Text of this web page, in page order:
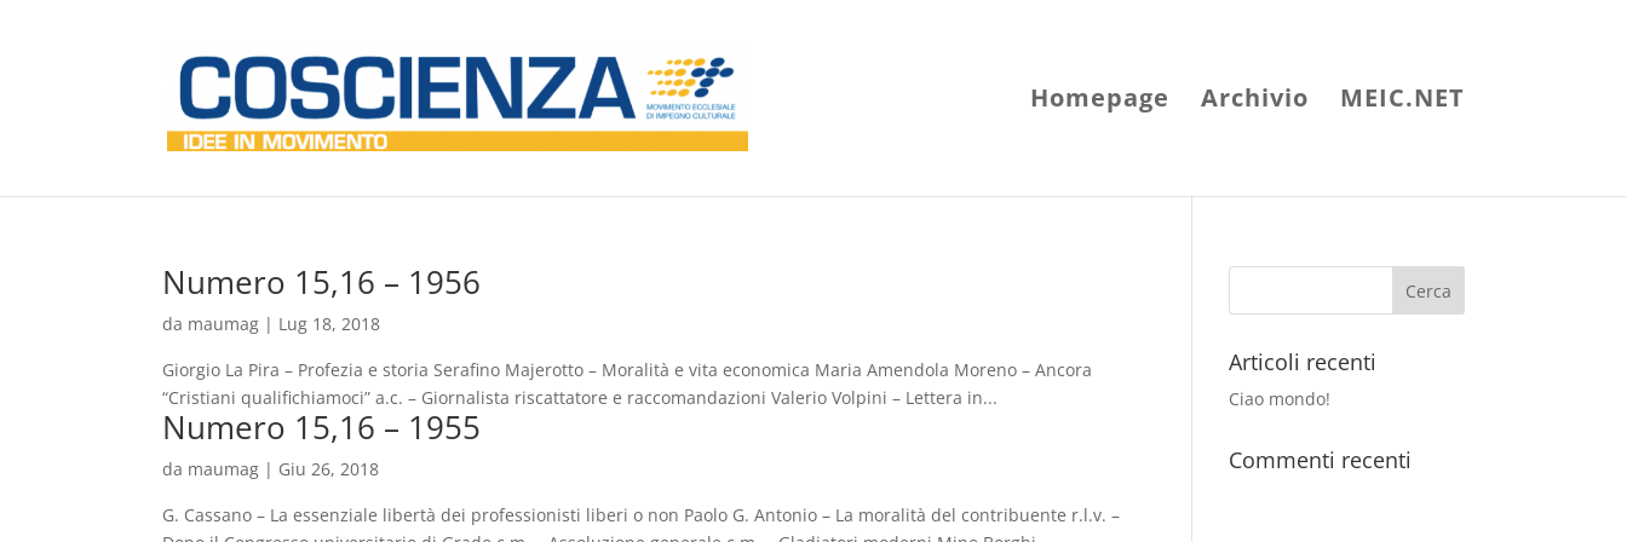
Homepage Archivio MEIC.NET
Numero 15,16 – 1956
da maumag | Lug 18, 2018
Giorgio La Pira – Profezia e storia Serafino Majerotto – Moralità e vita economica Maria Amendola Moreno – Ancora
“Cristiani qualifichiamoci” a.c. – Giornalista riscattatore e raccomandazioni Valerio Volpini – Lettera in...
Numero 15,16 – 1955
da maumag | Giu 26, 2018
G. Cassano – La essenziale libertà dei professionisti liberi o non Paolo G. Antonio – La moralità del contribuente r.l.v. –
Articoli recenti
Ciao mondo!
Commenti recenti